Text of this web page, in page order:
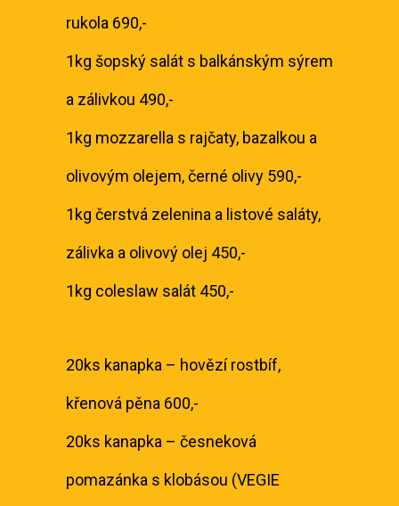
rukola 690,-
1kg šopský salát s balkánským sýrem
a zálivkou 490,-
1kg mozzarella s rajčaty, bazalkou a
olivovým olejem, černé olivy 590,-
1kg čerstvá zelenina a listové saláty,
zálivka a olivový olej 450,-
1kg coleslaw salát 450,-
20ks kanapka – hovězí rostbíf,
křenová pěna 600,-
20ks kanapka – česneková
pomazánka s klobásou (VEGIE